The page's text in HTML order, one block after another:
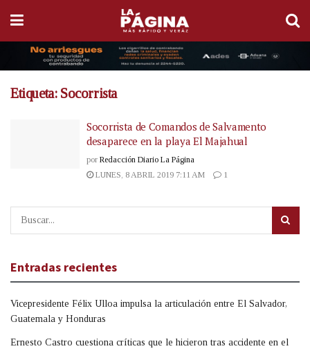
Etiqueta: Socorrista
Socorrista de Comandos de Salvamento
desaparece en la playa El Majahual
por Redacción Diario La Página
LUNES, 8 ABRIL 2019 7:11 AM
1
Entradas recientes
Vicepresidente Félix Ulloa impulsa la articulación entre El Salvador,
Guatemala y Honduras
Ernesto Castro cuestiona críticas que le hicieron tras accidente en el